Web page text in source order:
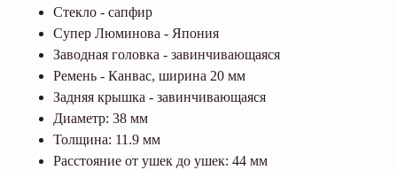
Стекло - сапфир
Супер Люминова - Япония
Заводная головка - завинчивающаяся
Ремень - Канвас, ширина 20 мм
Задняя крышка - завинчивающаяся
Диаметр: 38 мм
Толщина: 11.9 мм
Расстояние от ушек до ушек: 44 мм